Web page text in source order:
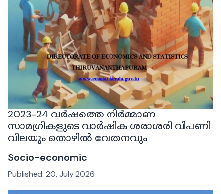
2023-24 വർഷത്തെ നിർമ്മാണ
സാമഗ്രികളുടെ വാർഷിക ശരാശരി വിപണി
വിലയും തൊഴിൽ വേതനവും
Socio-economic
Published: 20, July 2026